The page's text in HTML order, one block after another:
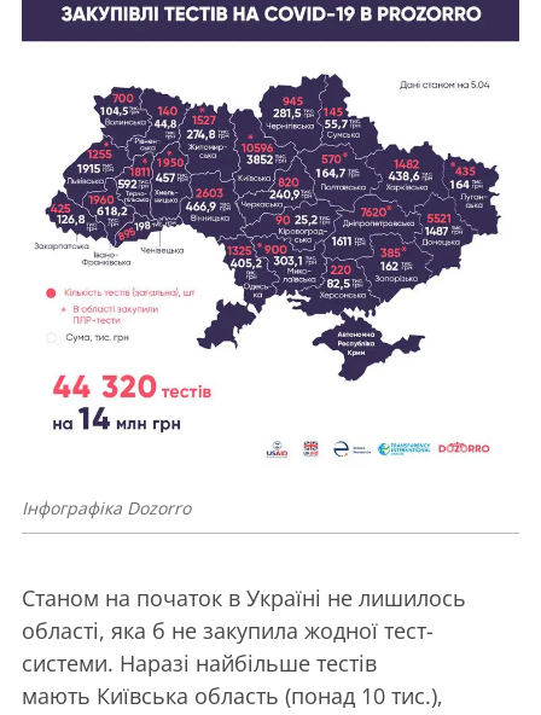
Інфографіка Dozorro
Станом на початок в Україні не лишилось
області, яка б не закупила жодної тест-
системи. Наразі найбільше тестів
мають Київська область (понад 10 тис.),